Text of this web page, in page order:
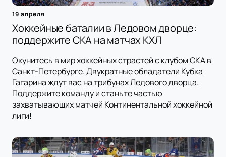
19 апреля
Хоккейные баталии в Ледовом дворце:
поддержите СКА на матчах КХЛ
Окунитесь в мир хоккейных страстей с клубом СКА в
Санкт-Петербурге. Двукратные обладатели Кубка
Гагарина ждут вас на трибунах Ледового дворца.
Поддержите команду и станьте частью
захватывающих матчей Континентальной хоккейной
лиги!